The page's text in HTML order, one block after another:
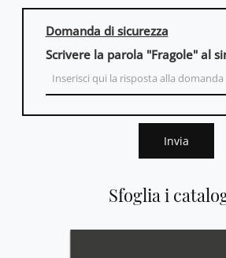
Sfoglia i
Domanda di sicurezza
Scrivere la parola "Fragole" al
Invia